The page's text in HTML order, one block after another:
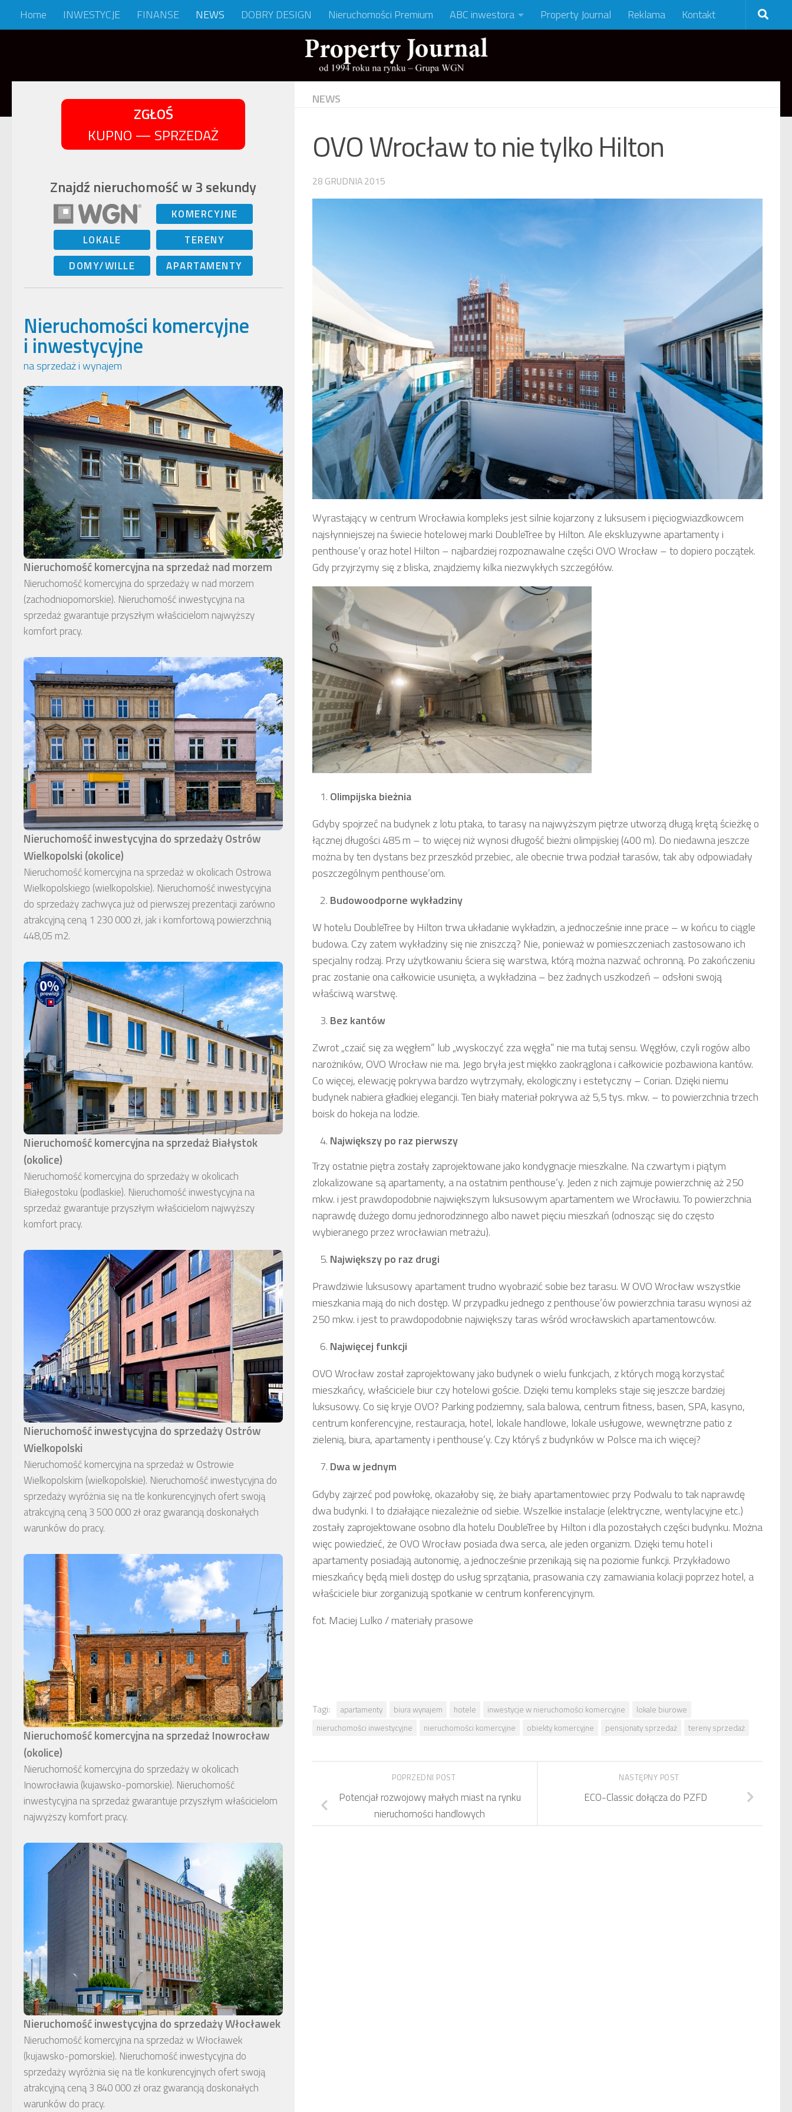
Skip to content
Home INWESTYCJE FINANSE NEWS DOBRY DESIGN Nieruchomości Premium ABC inwestora Property Journal Reklama Kontakt
NEWS
OVO Wrocław to nie tylko Hilton
28 GRUDNIA 2015
Wyrastający w centrum Wrocławia kompleks jest silnie kojarzony z luksusem i pięciogwiazdkowcem
najsłynniejszej na świecie hotelowej marki DoubleTree by Hilton. Ale ekskluzywne apartamenty i
penthouse’y oraz hotel Hilton – najbardziej rozpoznawalne części OVO Wrocław – to dopiero początek.
Gdy przyjrzymy się z bliska, znajdziemy kilka niezwykłych szczegółów.
Olimpijska bieżnia
Gdyby spojrzeć na budynek z lotu ptaka, to tarasy na najwyższym piętrze utworzą długą krętą ścieżkę o
łącznej długości 485 m – to więcej niż wynosi długość bieżni olimpijskiej (400 m). Do niedawna jeszcze
można by ten dystans bez przeszkód przebiec, ale obecnie trwa podział tarasów, tak aby odpowiadały
poszczególnym penthouse’om.
Budowoodporne wykładziny
W hotelu DoubleTree by Hilton trwa układanie wykładzin, a jednocześnie inne prace – w końcu to ciągle
budowa. Czy zatem wykładziny się nie zniszczą? Nie, ponieważ w pomieszczeniach zastosowano ich
specjalny rodzaj. Przy użytkowaniu ściera się warstwa, którą można nazwać ochronną. Po zakończeniu
prac zostanie ona całkowicie usunięta, a wykładzina – bez żadnych uszkodzeń – odsłoni swoją
właściwą warstwę.
Bez kantów
Zwrot „czaić się za węgłem” lub „wyskoczyć zza węgła” nie ma tutaj sensu. Węgłów, czyli rogów albo
narożników, OVO Wrocław nie ma. Jego bryła jest miękko zaokrąglona i całkowicie pozbawiona kantów.
Co więcej, elewację pokrywa bardzo wytrzymały, ekologiczny i estetyczny – Corian. Dzięki niemu
budynek nabiera gładkiej elegancji. Ten biały materiał pokrywa aż 5,5 tys. mkw. – to powierzchnia trzech
boisk do hokeja na lodzie.
Największy po raz pierwszy
Trzy ostatnie piętra zostały zaprojektowane jako kondygnacje mieszkalne. Na czwartym i piątym
zlokalizowane są apartamenty, a na ostatnim penthouse’y. Jeden z nich zajmuje powierzchnię aż 250
mkw. i jest prawdopodobnie największym luksusowym apartamentem we Wrocławiu. To powierzchnia
naprawdę dużego domu jednorodzinnego albo nawet pięciu mieszkań (odnosząc się do często
wybieranego przez wrocławian metrażu).
Największy po raz drugi
Prawdziwie luksusowy apartament trudno wyobrazić sobie bez tarasu. W OVO Wrocław wszystkie
mieszkania mają do nich dostęp. W przypadku jednego z penthouse’ów powierzchnia tarasu wynosi aż
250 mkw. i jest to prawdopodobnie największy taras wśród wrocławskich apartamentowców.
Najwięcej funkcji
OVO Wrocław został zaprojektowany jako budynek o wielu funkcjach, z których mogą korzystać
mieszkańcy, właściciele biur czy hotelowi goście. Dzięki temu kompleks staje się jeszcze bardziej
luksusowy. Co się kryje OVO? Parking podziemny, sala balowa, centrum fitness, basen, SPA, kasyno,
centrum konferencyjne, restauracja, hotel, lokale handlowe, lokale usługowe, wewnętrzne patio z
zielenią, biura, apartamenty i penthouse’y. Czy któryś z budynków w Polsce ma ich więcej?
Dwa w jednym
Gdyby zajrzeć pod powłokę, okazałoby się, że biały apartamentowiec przy Podwalu to tak naprawdę
dwa budynki. I to działające niezależnie od siebie. Wszelkie instalacje (elektryczne, wentylacyjne etc.)
zostały zaprojektowane osobno dla hotelu DoubleTree by Hilton i dla pozostałych części budynku. Można
więc powiedzieć, że OVO Wrocław posiada dwa serca, ale jeden organizm. Dzięki temu hotel i
apartamenty posiadają autonomię, a jednocześnie przenikają się na poziomie funkcji. Przykładowo
mieszkańcy będą mieli dostęp do usług sprzątania, prasowania czy zamawiania kolacji poprzez hotel, a
właściciele biur zorganizują spotkanie w centrum konferencyjnym.
fot. Maciej Lulko / materiały prasowe
Tagi: apartamenty biura wynajem hotele inwestycje w nieruchomości komercyjne
lokale biurowe
nieruchomości inwestycyjne
nieruchomości komercyjne obiekty komercyjne pensjonaty sprzedaż tereny sprzedaż
NASTĘPNY POST
ECO-Classic dołącza do PZFD
POPRZEDNI POST
Potencjał rozwojowy małych miast na rynku
nieruchomości handlowych
ZGŁOŚ
KUPNO — SPRZEDAŻ
Znajdź nieruchomość w 3 sekundy
KOMERCYJNE
LOKALE
TERENY
DOMY/WILLE
APARTAMENTY
Nieruchomości komercyjne
i inwestycyjne
na sprzedaż i wynajem
Nieruchomość komercyjna na sprzedaż nad morzem
Nieruchomość komercyjna do sprzedaży w nad morzem
(zachodniopomorskie). Nieruchomość inwestycyjna na
sprzedaż gwarantuje przyszłym właścicielom najwyższy
komfort pracy.
Nieruchomość inwestycyjna do sprzedaży Ostrów
Wielkopolski (okolice)
Nieruchomość komercyjna na sprzedaż w okolicach Ostrowa
Wielkopolskiego (wielkopolskie). Nieruchomość inwestycyjna
do sprzedaży zachwyca już od pierwszej prezentacji zarówno
atrakcyjną ceną 1 230 000 zł, jak i komfortową powierzchnią
448,05 m2.
Nieruchomość komercyjna na sprzedaż Białystok
(okolice)
Nieruchomość komercyjna do sprzedaży w okolicach
Białegostoku (podlaskie). Nieruchomość inwestycyjna na
sprzedaż gwarantuje przyszłym właścicielom najwyższy
komfort pracy.
Nieruchomość inwestycyjna do sprzedaży Ostrów
Wielkopolski
Nieruchomość komercyjna na sprzedaż w Ostrowie
Wielkopolskim (wielkopolskie). Nieruchomość inwestycyjna do
sprzedaży wyróżnia się na tle konkurencyjnych ofert swoją
atrakcyjną ceną 3 500 000 zł oraz gwarancją doskonałych
warunków do pracy.
Nieruchomość komercyjna na sprzedaż Inowrocław
(okolice)
Nieruchomość komercyjna do sprzedaży w okolicach
Inowrocławia (kujawsko-pomorskie). Nieruchomość
inwestycyjna na sprzedaż gwarantuje przyszłym właścicielom
najwyższy komfort pracy.
Nieruchomość inwestycyjna do sprzedaży Włocławek
Nieruchomość komercyjna na sprzedaż w Włocławek
(kujawsko-pomorskie). Nieruchomość inwestycyjna do
sprzedaży wyróżnia się na tle konkurencyjnych ofert swoją
atrakcyjną ceną 3 840 000 zł oraz gwarancją doskonałych
warunków do pracy.